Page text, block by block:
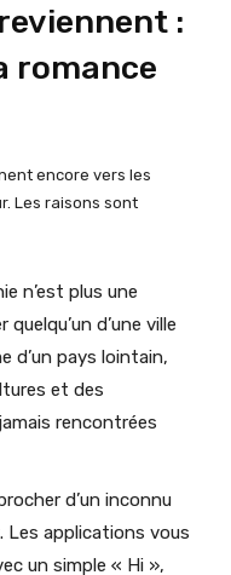
:
romance
encore vers les
Les raisons sont
n’est plus une
d’une ville
d’un pays lointain,
et des
rencontrées
d’un inconnu
Les applications vous
un simple « Hi »,